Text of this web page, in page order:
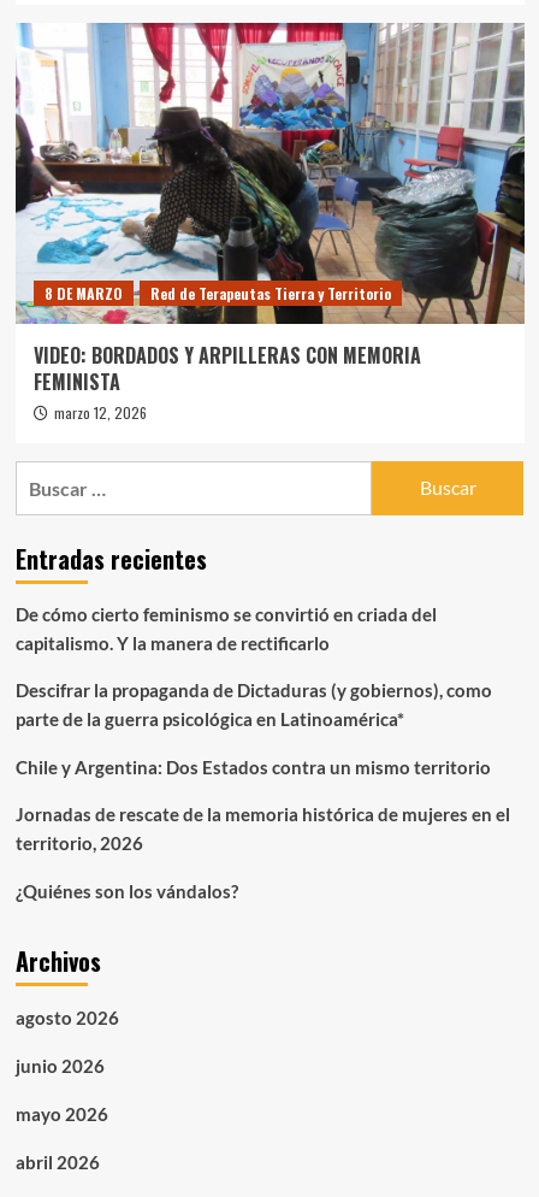
8 DE MARZO Red de Terapeutas Tierra y Territorio
VIDEO: BORDADOS Y ARPILLERAS CON MEMORIA
FEMINISTA
marzo 12, 2026
Entradas recientes
De cómo cierto feminismo se convirtió en criada del
capitalismo. Y la manera de rectificarlo
Descifrar la propaganda de Dictaduras (y gobiernos), como
parte de la guerra psicológica en Latinoamérica*
Chile y Argentina: Dos Estados contra un mismo territorio
Jornadas de rescate de la memoria histórica de mujeres en el
territorio, 2026
¿Quiénes son los vándalos?
Archivos
agosto 2026
junio 2026
mayo 2026
abril 2026